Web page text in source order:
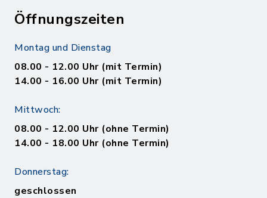
Öffnungszeiten
Montag und Dienstag
08.00 - 12.00 Uhr (mit Termin)
14.00 - 16.00 Uhr (mit Termin)
Mittwoch:
08.00 - 12.00 Uhr (ohne Termin)
14.00 - 18.00 Uhr (ohne Termin)
Donnerstag:
geschlossen